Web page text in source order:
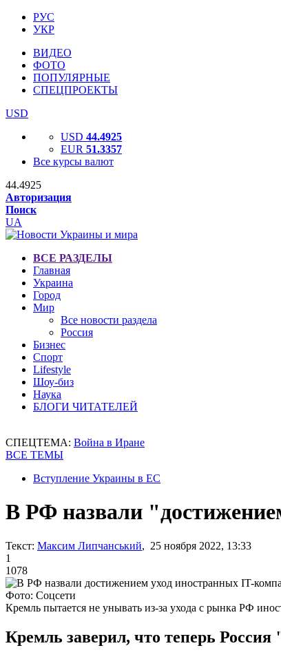
РУС
УКР
ВИДЕО
ФОТО
ПОПУЛЯРНЫЕ
СПЕЦПРОЕКТЫ
USD
USD 44.4925
EUR 51.3357
Все курсы валют
44.4925
Авторизация
Поиск
UA
ВСЕ РАЗДЕЛЫ
Главная
Украина
Город
Мир
Все новости раздела
Россия
Бизнес
Спорт
Lifestyle
Шоу-биз
Наука
БЛОГИ ЧИТАТЕЛЕЙ
СПЕЦТЕМА: Война в Иране
ВСЕ ТЕМЫ
Вступление Украины в ЕС
В РФ назвали
Текст: Максим Липчанський, 25 ноября 2022, 13:33
1
1078
Фото: Соцсети
Кремль пытается не унывать из-за ухода с рынка РФ
Кремль заверил, что теперь